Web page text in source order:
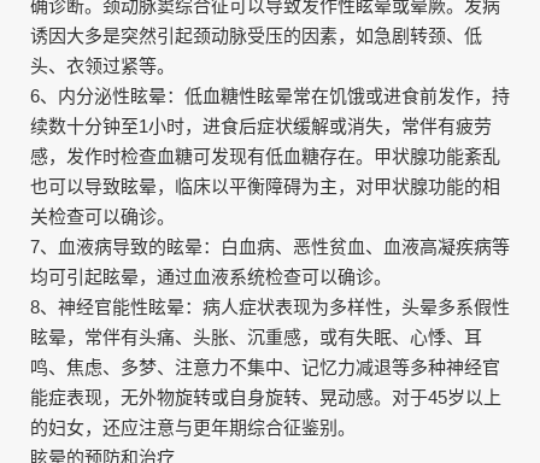
确诊断。颈动脉窦综合征可以导致发作性眩晕或晕厥。发病
诱因大多是突然引起颈动脉受压的因素，如急剧转颈、低
头、衣领过紧等。
6、内分泌性眩晕：低血糖性眩晕常在饥饿或进食前发作，持
续数十分钟至1小时，进食后症状缓解或消失，常伴有疲劳
感，发作时检查血糖可发现有低血糖存在。甲状腺功能紊乱
也可以导致眩晕，临床以平衡障碍为主，对甲状腺功能的相
关检查可以确诊。
7、血液病导致的眩晕：白血病、恶性贫血、血液高凝疾病等
均可引起眩晕，通过血液系统检查可以确诊。
8、神经官能性眩晕：病人症状表现为多样性，头晕多系假性
眩晕，常伴有头痛、头胀、沉重感，或有失眠、心悸、耳
鸣、焦虑、多梦、注意力不集中、记忆力减退等多种神经官
能症表现，无外物旋转或自身旋转、晃动感。对于45岁以上
的妇女，还应注意与更年期综合征鉴别。
眩晕的预防和治疗